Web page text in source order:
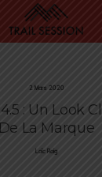
2 Mars 2020
: Un Look
De La Marque
Loïc Roig